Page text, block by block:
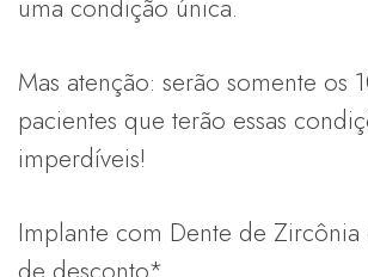
uma condição única.
Mas atenção: serão somente os
pacientes que terão essas
imperdíveis!
Implante com Dente de